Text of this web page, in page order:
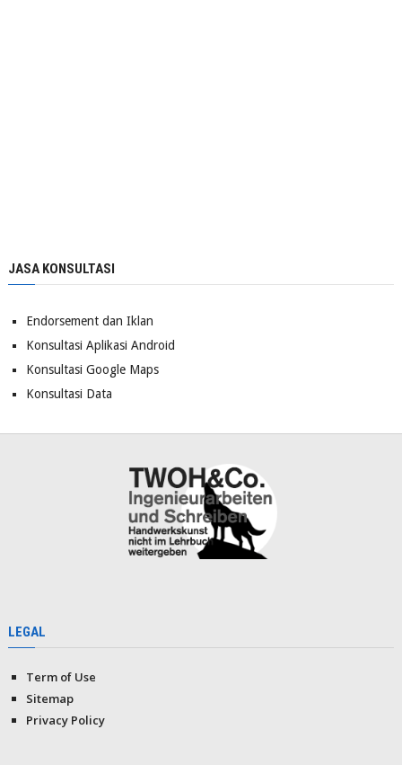
JASA KONSULTASI
Endorsement dan Iklan
Konsultasi Aplikasi Android
Konsultasi Google Maps
Konsultasi Data
LEGAL
Term of Use
Sitemap
Privacy Policy